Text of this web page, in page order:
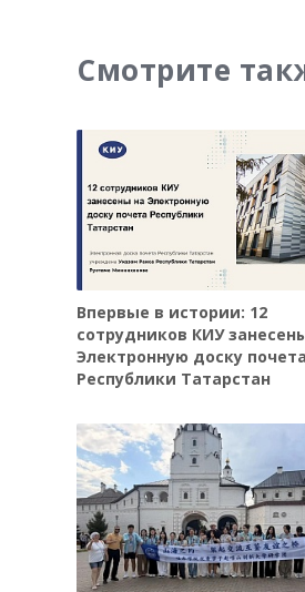
Смотрите
Впервые в истории: 12
сотрудников КИУ
Электронную доску почета
Республики Татарстан